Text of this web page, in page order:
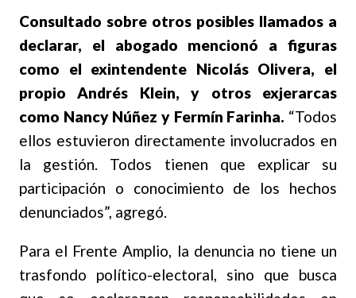
Consultado sobre otros posibles llamados a
declarar, el abogado mencionó a figuras
como el exintendente Nicolás Olivera, el
propio Andrés Klein, y otros exjerarcas
como Nancy Núñez y Fermín Farinha. “Todos
ellos estuvieron directamente involucrados en
la gestión. Todos tienen que explicar su
participación o conocimiento de los hechos
denunciados”, agregó.
Para el Frente Amplio, la denuncia no tiene un
trasfondo político-electoral, sino que busca